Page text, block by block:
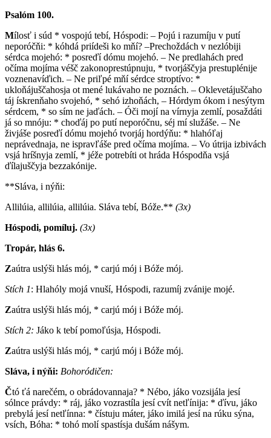
Psalóm 100.
Mílosť i súd * vospojú tebí, Hóspodi: – Pojú i razumíju v putí
neporóčňi: * kóhdá priídeši ko mňí? –Prechoždách v nezlóbiji
sérdca mojehó: * posreďí dómu mojehó. – Ne predlahách pred
očíma mojíma véšč zakonoprestúpnuju, * tvorjáščyja prestuplénije
voznenavíďich. – Ne priľpé mňí sérdce stroptívo: *
ukloňájuščahosja ot mené lukávaho ne poznách. – Oklevetájuščaho
táj ískrenňaho svojehó, * sehó izhoňách, – Hórdym ókom i nesýtym
sérdcem, * so sím ne jaďách. – Óči mojí na vírnyja zemlí, posaždáti
já so mnóju: * choďáj po putí neporóčnu, séj mí služáše. – Ne
živjáše posreďí dómu mojehó tvorjáj hordýňu: * hlahóľaj
neprávednaja, ne ispravľáše pred očíma mojíma. – Vo útrija izbivách
vsjá hríšnyja zemlí, * jéže potrebíti ot hráda Hóspodňa vsjá
ďílajuščyja bezzakónije.
**Sláva, i nýňi:
Allilúia, allilúia, allilúia. Sláva tebí, Bóže.** (3x)
Hóspodi, pomíluj. (3x)
Tropár, hlás 6.
Zaútra uslýši hlás mój, * carjú mój i Bóže mój.
Stích 1: Hlahóly mojá vnuší, Hóspodi, razumíj zvánije mojé.
Zaútra uslýši hlás mój, * carjú mój i Bóže mój.
Stích 2: Jáko k tebí pomoľúsja, Hóspodi.
Zaútra uslýši hlás mój, * carjú mój i Bóže mój.
Sláva, i nýňi: Bohoródičen:
Čtó ťá narečém, o obrádovannaja? * Nébo, jáko vozsijála jesí
sólnce právdy: * ráj, jáko vozrastíla jesí cvít netľínija: * ďívu, jáko
prebylá jesí netľínna: * čístuju máter, jáko imilá jesí na rúku sýna,
vsích, Bóha: * tohó molí spastísja dušám nášym.